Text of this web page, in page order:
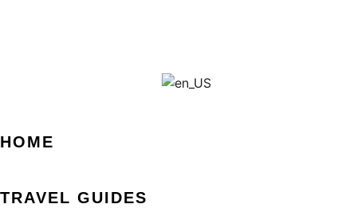
HOME
TRAVEL GUIDES